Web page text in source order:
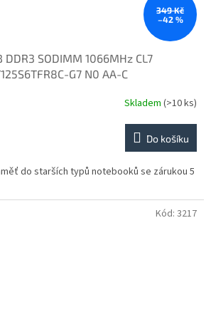
349 Kč
–42 %
DDR3 SODIMM 1066MHz CL7
G7 N0 AA-C
Skladem (>10 ks)
Do košíku
do starších typů notebooků se zárukou 5
Kód: 3217